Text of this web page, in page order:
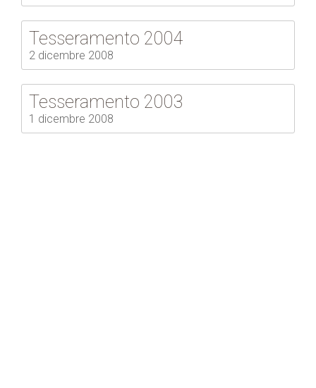
Tesseramento 2004
2 dicembre 2008
Tesseramento 2003
1 dicembre 2008